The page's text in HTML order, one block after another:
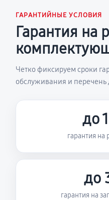
ГАРАНТИЙНЫЕ УСЛОВИЯ
Гарантия на
Четко фиксируем сроки
обслуживания и перечень
до
гарантия на
до
гарантия на